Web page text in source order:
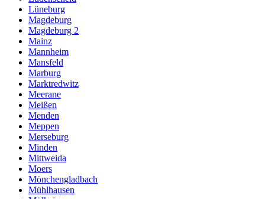
Lüneburg
Magdeburg
Magdeburg 2
Mainz
Mannheim
Mansfeld
Marburg
Marktredwitz
Meerane
Meißen
Menden
Meppen
Merseburg
Minden
Mittweida
Moers
Mönchengladbach
Mühlhausen